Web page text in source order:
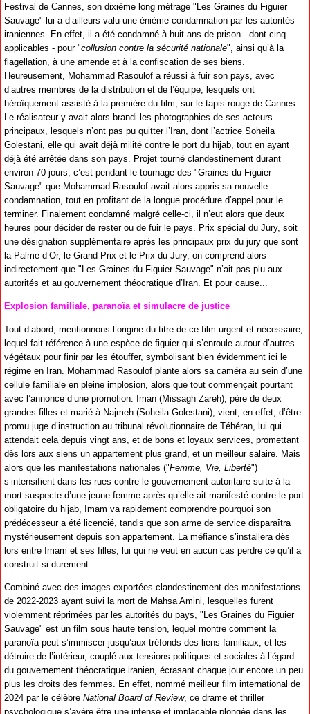
Festival de Cannes, son dixième long métrage "Les Graines du Figuier
Sauvage" lui a d’ailleurs valu une énième condamnation par les autorités
iraniennes. En effet, il a été condamné à huit ans de prison - dont cinq
applicables - pour "collusion contre la sécurité nationale", ainsi qu’à la
flagellation, à une amende et à la confiscation de ses biens.
Heureusement, Mohammad Rasoulof a réussi à fuir son pays, avec
d’autres membres de la distribution et de l’équipe, lesquels ont
héroïquement assisté à la première du film, sur le tapis rouge de Cannes.
Le réalisateur y avait alors brandi les photographies de ses acteurs
principaux, lesquels n’ont pas pu quitter l’Iran, dont l’actrice Soheila
Golestani, elle qui avait déjà milité contre le port du hijab, tout en ayant
déjà été arrêtée dans son pays. Projet tourné clandestinement durant
environ 70 jours, c’est pendant le tournage des "Graines du Figuier
Sauvage" que Mohammad Rasoulof avait alors appris sa nouvelle
condamnation, tout en profitant de la longue procédure d’appel pour le
terminer. Finalement condamné malgré celle-ci, il n’eut alors que deux
heures pour décider de rester ou de fuir le pays. Prix spécial du Jury, soit
une désignation supplémentaire après les principaux prix du jury que sont
la Palme d’Or, le Grand Prix et le Prix du Jury, on comprend alors
indirectement que "Les Graines du Figuier Sauvage" n’ait pas plu aux
autorités et au gouvernement théocratique d’Iran. Et pour cause...
Explosion familiale, paranoïa et simulacre de justice
Tout d’abord, mentionnons l’origine du titre de ce film urgent et nécessaire,
lequel fait référence à une espèce de figuier qui s’enroule autour d’autres
végétaux pour finir par les étouffer, symbolisant bien évidemment ici le
régime en Iran. Mohammad Rasoulof plante alors sa caméra au sein d’une
cellule familiale en pleine implosion, alors que tout commençait pourtant
avec l’annonce d’une promotion. Iman (Missagh Zareh), père de deux
grandes filles et marié à Najmeh (Soheila Golestani), vient, en effet, d’être
promu juge d’instruction au tribunal révolutionnaire de Téhéran, lui qui
attendait cela depuis vingt ans, et de bons et loyaux services, promettant
dès lors aux siens un appartement plus grand, et un meilleur salaire. Mais
alors que les manifestations nationales ("Femme, Vie, Liberté")
s’intensifient dans les rues contre le gouvernement autoritaire suite à la
mort suspecte d’une jeune femme après qu’elle ait manifesté contre le port
obligatoire du hijab, Imam va rapidement comprendre pourquoi son
prédécesseur a été licencié, tandis que son arme de service disparaîtra
mystérieusement depuis son appartement. La méfiance s’installera dès
lors entre Imam et ses filles, lui qui ne veut en aucun cas perdre ce qu’il a
construit si durement...
Combiné avec des images exportées clandestinement des manifestations
de 2022-2023 ayant suivi la mort de Mahsa Amini, lesquelles furent
violemment réprimées par les autorités du pays, "Les Graines du Figuier
Sauvage" est un film sous haute tension, lequel montre comment la
paranoïa peut s’immiscer jusqu’aux tréfonds des liens familiaux, et les
détruire de l’intérieur, couplé aux tensions politiques et sociales à l’égard
du gouvernement théocratique iranien, écrasant chaque jour encore un peu
plus les droits des femmes. En effet, nommé meilleur film international de
2024 par le célèbre National Board of Review, ce drame et thriller
psychologique s’avère être une intense et implacable plongée dans les